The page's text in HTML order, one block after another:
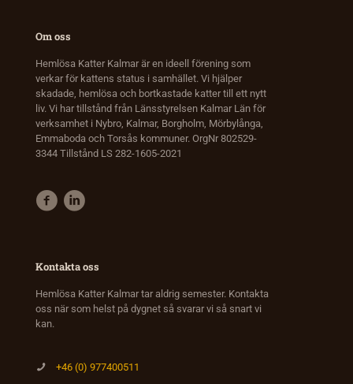
Om oss
Hemlösa Katter Kalmar är en ideell förening som
verkar för kattens status i samhället. Vi hjälper
skadade, hemlösa och bortkastade katter till ett nytt
liv. Vi har tillstånd från Länsstyrelsen Kalmar Län för
verksamhet i Nybro, Kalmar, Borgholm, Mörbylånga,
Emmaboda och Torsås kommuner. OrgNr 802529-
3344 Tillstånd LS 282-1605-2021
Kontakta oss
Hemlösa Katter Kalmar tar aldrig semester. Kontakta
oss när som helst på dygnet så svarar vi så snart vi
kan.
+46 (0) 977400511